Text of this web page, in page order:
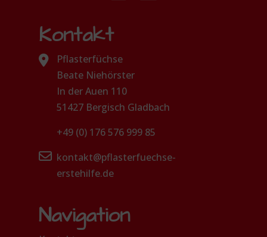
Kontakt
Pflasterfüchse
Beate Niehörster
In der Auen 110
51427 Bergisch Gladbach
+49 (0) 176 576 999 85
kontakt@pflasterfuechse-
erstehilfe.de
Navigation